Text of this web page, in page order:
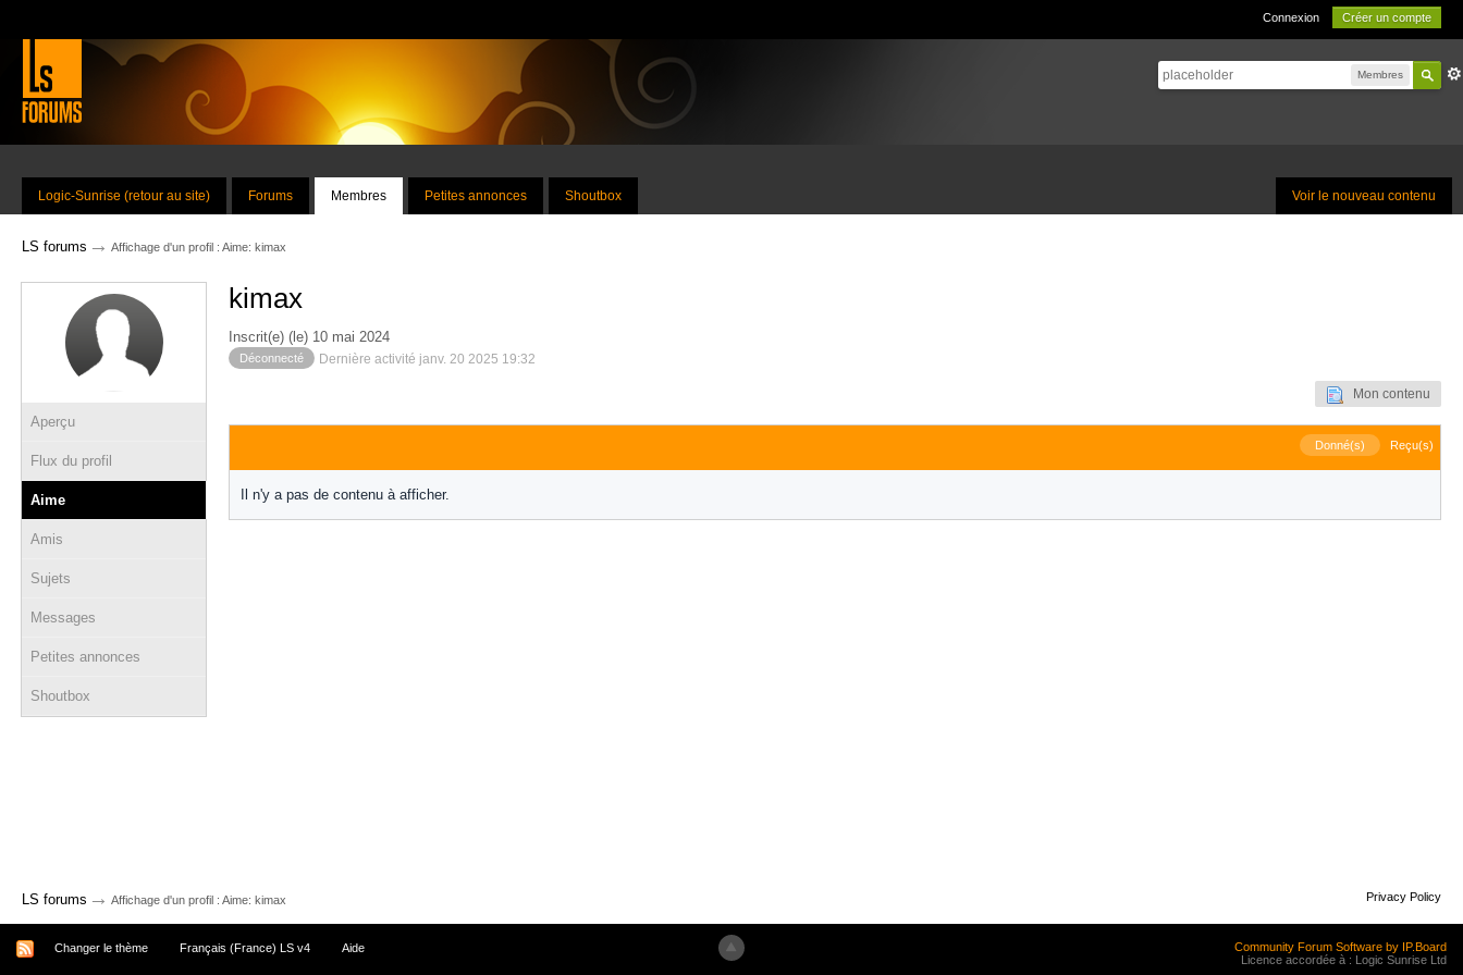
Connexion Créer un compte
Membres
Voir le nouveau contenu
Logic-Sunrise (retour au site) Forums Membres Petites annonces Shoutbox
LS forums → Affichage d'un profil : Aime: kimax
Aperçu
Flux du profil
Aime
Amis
Sujets
Messages
Petites annonces
Shoutbox
kimax
Inscrit(e) (le) 10 mai 2024
Déconnecté Dernière activité janv. 20 2025 19:32
Mon contenu
Donné(s) Reçu(s)
Il n'y a pas de contenu à afficher.
LS forums → Affichage d'un profil : Aime: kimax Privacy Policy
Changer le thème Français (France) LS v4 Aide
Community Forum Software by IP.Board
Licence accordée à : Logic Sunrise Ltd